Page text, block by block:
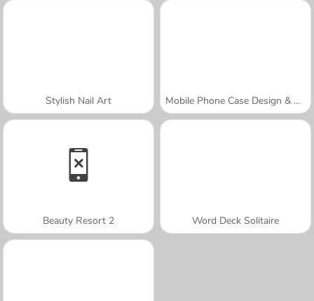
Stylish Nail Art Mobile Phone Case Design & DIY
Beauty Resort 2 Word Deck Solitaire